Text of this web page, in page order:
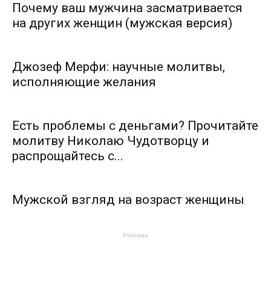
Почему ваш мужчина засматривается
на других женщин (мужская версия)
Джозеф Мерфи: научные молитвы,
исполняющие желания
Есть проблемы с деньгами? Прочитайте
молитву Николаю Чудотворцу и
распрощайтесь с...
Мужской взгляд на возраст женщины
Реклама